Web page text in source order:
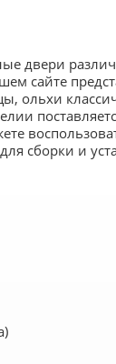
двери
сайте
ольхи
сборки и